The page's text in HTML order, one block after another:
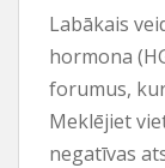
Labākais
hormona
forumus,
Meklējiet
negatīvas